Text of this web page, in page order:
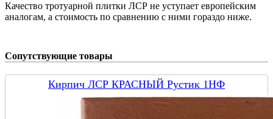
Качество тротуарной плитки ЛСР не уступает европейским
аналогам, а стоимость по сравнению с ними гораздо ниже.
Сопутствующие товары
Кирпич ЛСР КРАСНЫЙ Рустик 1НФ